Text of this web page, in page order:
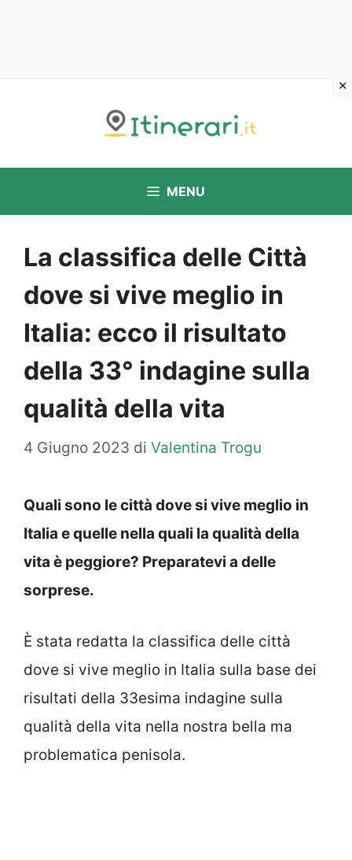
MENU
La classifica delle Città
dove si vive meglio in
Italia: ecco il risultato
della 33° indagine sulla
qualità della vita
4 Giugno 2023 di Valentina Trogu
Quali sono le città dove si vive meglio in
Italia e quelle nella quali la qualità della
vita è peggiore? Preparatevi a delle
sorprese.
È stata redatta la classifica delle città
dove si vive meglio in Italia sulla base dei
risultati della 33esima indagine sulla
qualità della vita nella nostra bella ma
problematica penisola.